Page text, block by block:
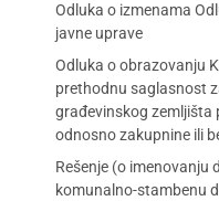
Odluka o izmenama
javne uprave
Odluka o obrazovanju
prethodnu saglasnost
građevinskog zemljišta
odnosno zakupnine ili
Rešenje (o imenovanju
komunalno-stambenu